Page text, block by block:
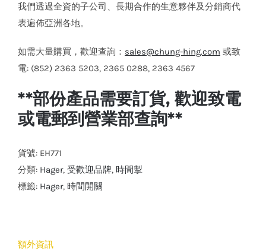
我們透過全資的子公司、長期合作的生意夥伴及分銷商代
表遍佈亞洲各地。
如需大量購買，歡迎查詢： sales@chung-hing.com 或致
電: (852) 2363 5203, 2365 0288, 2363 4567
**部份產品需要訂貨, 歡迎致電
或電郵到營業部查詢**
貨號: EH771
分類: Hager, 受歡迎品牌, 時間掣
標籤: Hager, 時間開關
額外資訊